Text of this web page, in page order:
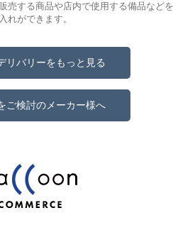
売する商品や店内で使用する備品などを
れができます。
リバリーをもっと見る
ご検討のメーカー様へ